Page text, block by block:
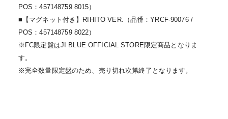
POS：457148759 8015）
■【マグネット付き】RIHITO VER.（品番：YRCF-90076 /
POS：457148759 8022）
※FC限定盤はJI BLUE OFFICIAL STORE限定商品となりま
す。
※完全数量限定盤のため、売り切れ次第終了となります。